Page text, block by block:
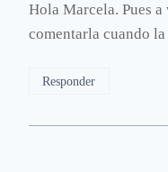
Hola Marcela. Pues
comentarla cuando
Responder